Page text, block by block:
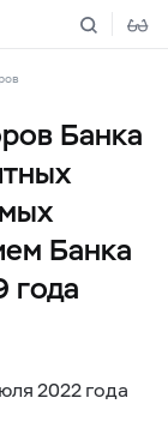
Банка
Банка
года
2022 года